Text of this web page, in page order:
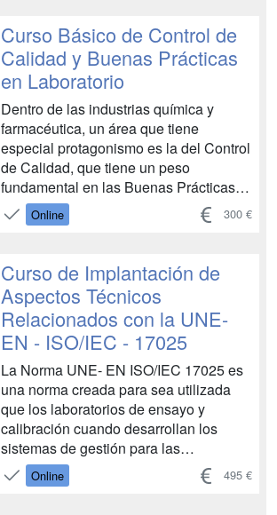
cabo conforme a una norma incidan
negativamente ...
Curso Básico de Control de
Calidad y Buenas Prácticas
en Laboratorio
Dentro de las industrias química y
farmacéutica, un área que tiene
especial protagonismo es la del Control
de Calidad, que tiene un peso
fundamental en las Buenas Prácticas
en Laboratorio (BPL). Su papel es
fundamental, pues está orientado a
deficiencias analíticas...
Online 300 €
Curso de Implantación de
Aspectos Técnicos
Relacionados con la UNE-
EN - ISO/IEC - 17025
La Norma UNE- EN ISO/IEC 17025 es
una norma creada para sea utilizada
que los laboratorios de ensayo y
calibración cuando desarrollan los
sistemas de gestión para las
actividades de calidad, administrativas
y técnicas. Esta norma facilita la
Online 495 €